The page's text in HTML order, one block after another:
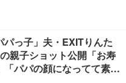
っ子」夫・EXITりんた
親子ショット公開「お寿
「パパの顔になってて素